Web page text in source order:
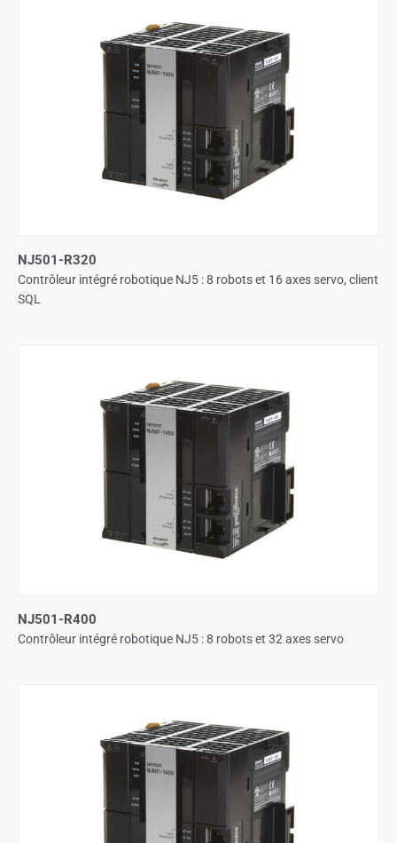
NJ501-R320
Contrôleur intégré robotique NJ5 : 8 robots et 16 axes servo, client
SQL
NJ501-R400
Contrôleur intégré robotique NJ5 : 8 robots et 32 axes servo